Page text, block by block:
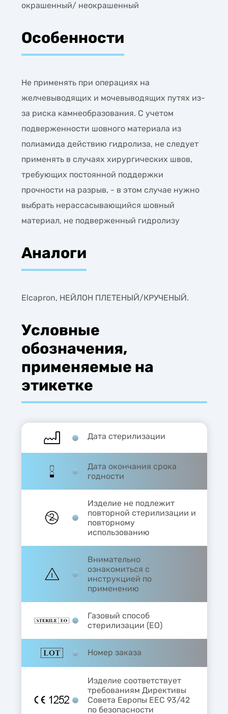
окрашенный/ неокрашенный
Особенности
Не применять при операциях на
желчевыводящих и мочевыводящих путях из-
за риска камнеобразования. С учетом
подверженности шовного материала из
полиамида действию гидролиза, не следует
применять в случаях хирургических швов,
требующих постоянной поддержки
прочности на разрыв, - в этом случае нужно
выбрать нерассасывающийся шовный
материал, не подверженный гидролизу
Аналоги
Elcapron, НЕЙЛОН ПЛЕТЕНЫЙ/КРУЧЕНЫЙ.
Условные
обозначения,
применяемые на
этикетке
Дата стерилизации
Дата окончания срока
годности
Изделие не подлежит
повторной стерилизации и
повторному
использованию
Внимательно
ознакомиться с
инструкцией по
применению
Газовый способ
стерилизации (EO)
Номер заказа
Изделие соответствует
требованиям Директивы
Совета Европы ЕЕС 93/42
по безопасности